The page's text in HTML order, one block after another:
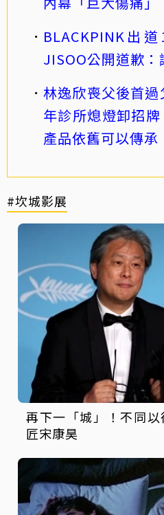
BLACKPINK出
JISOO公開道歉：
林逸欣喪父後首
年診所熄燈卸招
產品依舊可以傳承
#坎城影展
再下一「城」！不同
匠宋康昊